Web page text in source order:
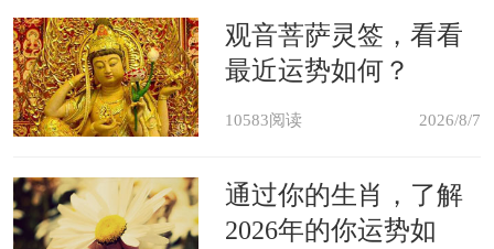
不断的听到下水管道的水声，任谁都无
法专注静心的，所以最好要避开这种风
水。
书房风水宜忌
观音菩萨灵签，看看
最近运势如何？
10583阅读 2026/8/7
通过你的生肖，了解
2026年的你运势如